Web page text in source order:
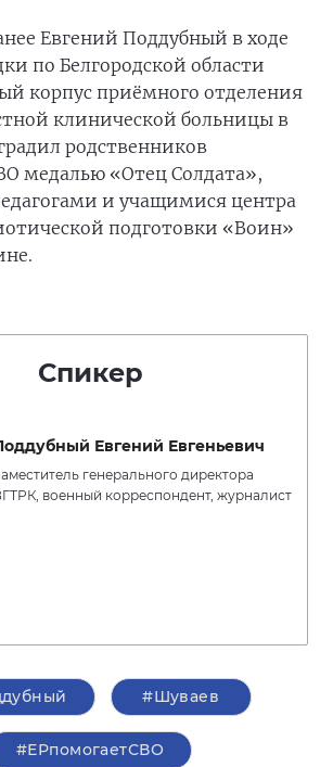
Евгений Поддубный в ходе
по Белгородской области
корпус приёмного отделения
клинической больницы в
родственников
медалью «Отец Солдата»,
и учащимися центра
подготовки «Воин»
Спикер
Евгений Евгеньевич
генерального директора
военный корреспондент, журналист
#Шуваев
#ЕРпомогаетСВО